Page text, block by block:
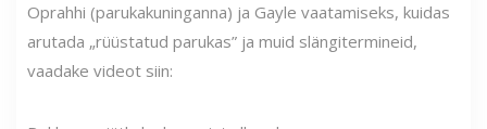
Oprahhi (parukakuninganna) ja Gayle vaatamiseks, kuidas
arutada „rüüstatud parukas” ja muid slängitermineid,
vaadake videot siin: